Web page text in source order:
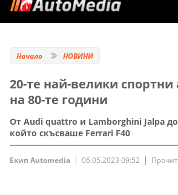
Начало НОВИНИ
20-те най-велики
на 80-те години
От Audi quattro и Lamborghini Jalpa
който скъсваше Ferrari F40
Екип Automedia 06.05.2023 09:52